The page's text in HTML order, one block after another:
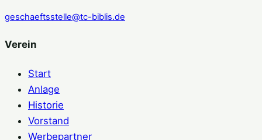
geschaeftsstelle@tc-biblis.de
Verein
Start
Anlage
Historie
Vorstand
Werbepartner